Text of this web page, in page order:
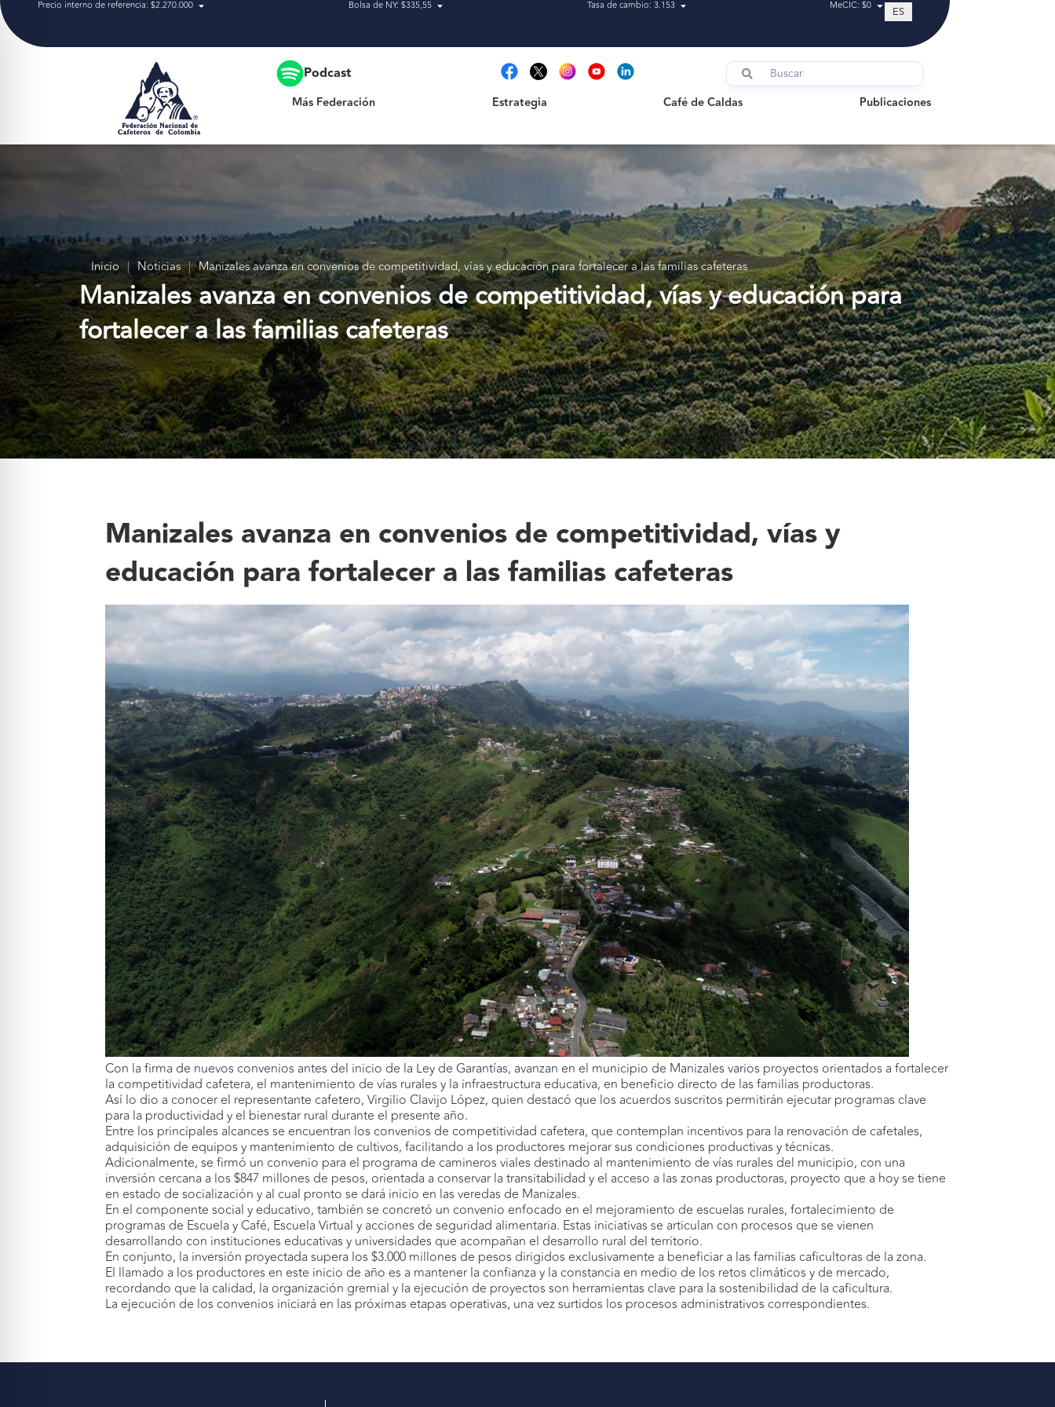
Precio interno de referencia: $2.270.000 Bolsa de NY: $335,55 Tasa de cambio: 3.153 MeCIC: $0 ES
Podcast
Más Federación Estrategia Café de Caldas Publicaciones
Publicaciones
Inicio | Noticias | Manizales avanza en convenios de competitividad, vías y educación para fortalecer a las familias cafeteras
Manizales avanza en convenios de competitividad, vías y educación para
fortalecer a las familias cafeteras
Manizales avanza en convenios de competitividad, vías y
educación para fortalecer a las familias cafeteras
Con la firma de nuevos convenios antes del inicio de la Ley de Garantías, avanzan en el municipio de Manizales varios proyectos orientados a fortalecer
la competitividad cafetera, el mantenimiento de vías rurales y la infraestructura educativa, en beneficio directo de las familias productoras.
Así lo dio a conocer el representante cafetero, Virgilio Clavijo López, quien destacó que los acuerdos suscritos permitirán ejecutar programas clave
para la productividad y el bienestar rural durante el presente año.
Entre los principales alcances se encuentran los convenios de competitividad cafetera, que contemplan incentivos para la renovación de cafetales,
adquisición de equipos y mantenimiento de cultivos, facilitando a los productores mejorar sus condiciones productivas y técnicas.
Adicionalmente, se firmó un convenio para el programa de camineros viales destinado al mantenimiento de vías rurales del municipio, con una
inversión cercana a los $847 millones de pesos, orientada a conservar la transitabilidad y el acceso a las zonas productoras, proyecto que a hoy se tiene
en estado de socialización y al cual pronto se dará inicio en las veredas de Manizales.
En el componente social y educativo, también se concretó un convenio enfocado en el mejoramiento de escuelas rurales, fortalecimiento de
programas de Escuela y Café, Escuela Virtual y acciones de seguridad alimentaria. Estas iniciativas se articulan con procesos que se vienen
desarrollando con instituciones educativas y universidades que acompañan el desarrollo rural del territorio.
En conjunto, la inversión proyectada supera los $3.000 millones de pesos dirigidos exclusivamente a beneficiar a las familias caficultoras de la zona.
El llamado a los productores en este inicio de año es a mantener la confianza y la constancia en medio de los retos climáticos y de mercado,
recordando que la calidad, la organización gremial y la ejecución de proyectos son herramientas clave para la sostenibilidad de la caficultura.
La ejecución de los convenios iniciará en las próximas etapas operativas, una vez surtidos los procesos administrativos correspondientes.